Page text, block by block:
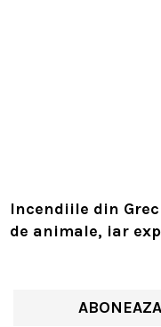
Incendiile din
de animale, iar